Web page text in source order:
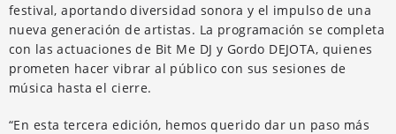
festival, aportando diversidad sonora y el impulso de una
nueva generación de artistas. La programación se completa
con las actuaciones de Bit Me DJ y Gordo DEJOTA, quienes
prometen hacer vibrar al público con sus sesiones de
música hasta el cierre.
“En esta tercera edición, hemos querido dar un paso más